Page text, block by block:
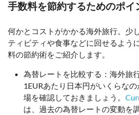
手数料を節約するためのポイ
何かとコストがかかる海外旅行。少
ティビティや食事などに回せるよう
料の節約術をご紹介します。
為替レートを比較する：海外旅
1EURあたり日本円がいくらな
場を確認しておきましょう。
は、過去の為替レートの変動を